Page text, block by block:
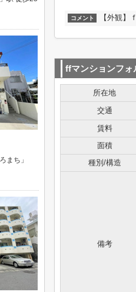
コメント 【外観
ffマンションフォ
所在地
交通
賃料
面積
種別/構造
備考
まち」